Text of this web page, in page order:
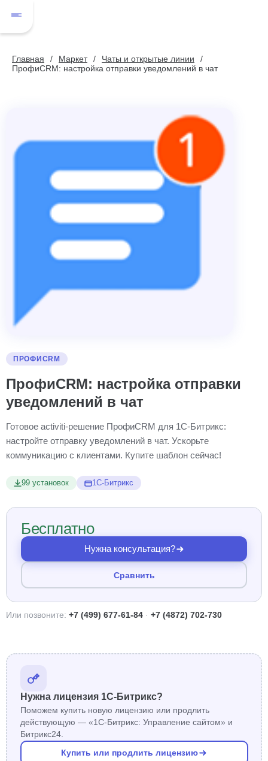
Главная Маркет
Чаты и открытые линии
ПрофиCRM: настройка отправки уведомлений в чат
ПРОФИCRM
ПрофиCRM: настройка отправки
уведомлений в чат
Готовое activiti-решение ПрофиCRM для 1С-Битрикс:
настройте отправку уведомлений в чат. Ускорьте
коммуникацию с клиентами. Купите шаблон сейчас!
99 установок 1С-Битрикс
Бесплатно
Нужна консультация?
Сравнить
Или позвоните: +7 (499) 677-61-84 · +7 (4872) 702-730
Нужна лицензия 1С-Битрикс?
Поможем купить новую лицензию или продлить
действующую — «1С-Битрикс: Управление сайтом» и
Битрикс24.
Купить или продлить лицензию